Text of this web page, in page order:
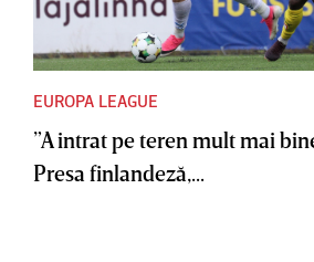
EUROPA LEAGUE
”A intrat pe teren mult mai
Presa finlandeză,...